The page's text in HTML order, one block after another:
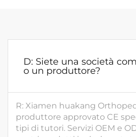
D: Siete una società
o un produttore?
R: Xiamen huakang
produttore approvato CE
tipi di tutori. Servizi OEM e